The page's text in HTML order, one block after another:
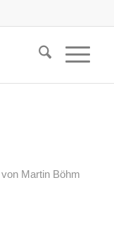
von Martin Böhm